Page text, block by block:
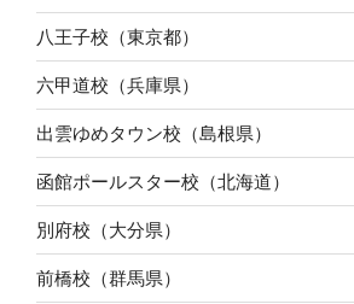
八王子校（東京都）
六甲道校（兵庫県）
出雲ゆめタウン校（島根県）
函館ポールスター校（北海道）
別府校（大分県）
前橋校（群馬県）